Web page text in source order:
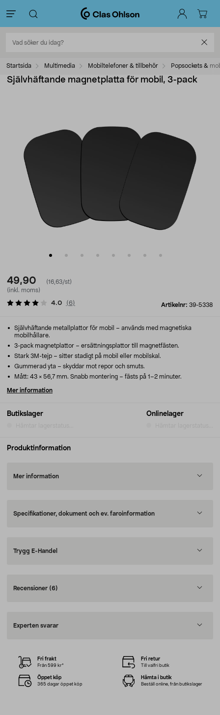
Startsida Multimedia Mobiltelefoner & tillbehör Popsockets &
Självhäftande magnetplatta för mobil, 3-pack
49,90
(16,63/st)
(inkl. moms)
Artikelnr: 39-5338
4.0 (6)
Butikslager Onlinelager
Självhäftande metallplattor för mobil – används med magnetiska
mobilhållare.
3-pack magnetplattor – ersättningsplattor till magnetfästen.
Stark 3M-tejp – sitter stadigt på mobil eller mobilskal.
Gummerad yta – skyddar mot repor och smuts.
Mått: 43 × 56,7 mm. Snabb montering – fästs på 1–2 minuter.
Mer information
Produktinformation
Mer information
Specifikationer, dokument och ev. faroinformation
Trygg E-Handel
Recensioner (6)
Experten svarar
Fri frakt
Från 599 kr*
Fri retur
Till valfri butik
Öppet köp
365 dagar öppet köp
Hämta i butik
Beställ online, från butikslager